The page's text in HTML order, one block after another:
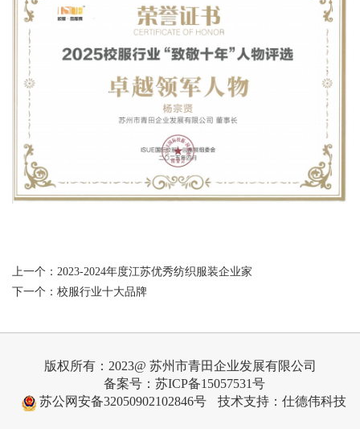
上一个： 2023-2024年度江苏优秀纺织服装企业家
下一个： 校服行业十大品牌
版权所有：2023@ 苏州市青田企业发展有限公司
备案号：苏ICP备15057531号
苏公网安备32050902102846号
技术支持：仕德伟科技